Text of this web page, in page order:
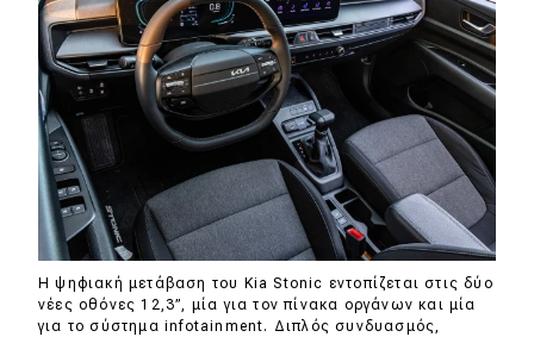
H ψηφιακή μετάβαση του Kia Stonic εντοπίζεται στις δύο
νέες οθόνες 12,3”, μία για τον πίνακα οργάνων και μία
για το σύστημα infotainment. Διπλός συνδυασμός,